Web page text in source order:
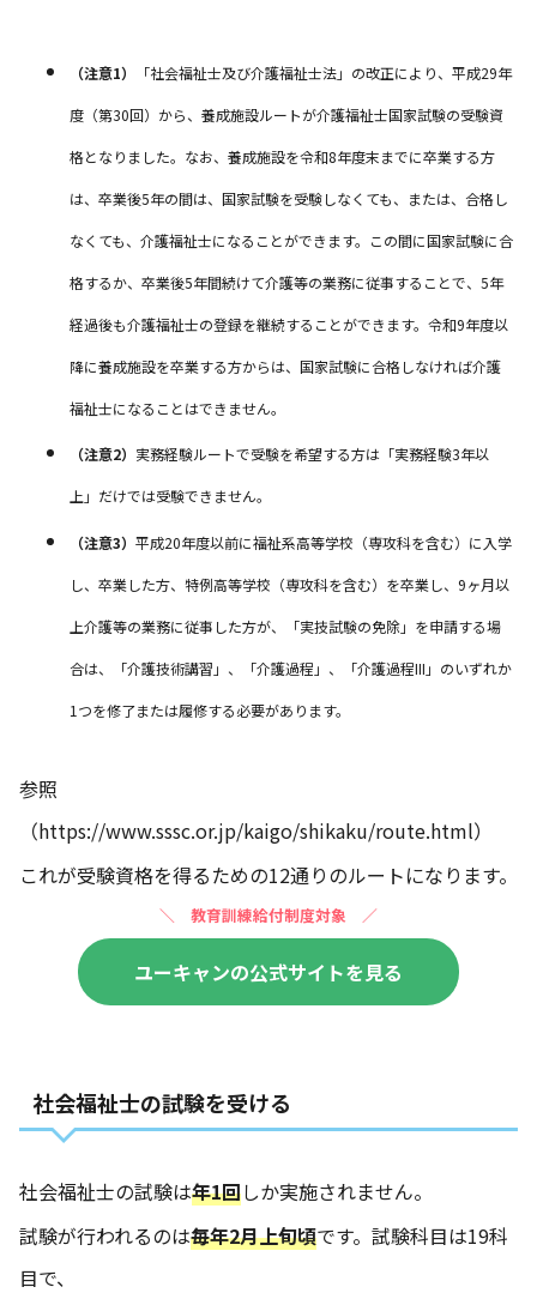
（注意1） 「社会福祉士及び介護福祉士法」の改正により、平成29年
度（第30回）から、養成施設ルートが介護福祉士国家試験の受験資
格となりました。なお、養成施設を令和8年度末までに卒業する方
は、卒業後5年の間は、国家試験を受験しなくても、または、合格し
なくても、介護福祉士になることができます。この間に国家試験に合
格するか、卒業後5年間続けて介護等の業務に従事することで、5年
経過後も介護福祉士の登録を継続することができます。令和9年度以
降に養成施設を卒業する方からは、国家試験に合格しなければ介護
福祉士になることはできません。
（注意2） 実務経験ルートで受験を希望する方は「実務経験3年以
上」だけでは受験できません。
（注意3） 平成20年度以前に福祉系高等学校（専攻科を含む）に入学
し、卒業した方、特例高等学校（専攻科を含む）を卒業し、9ヶ月以
上介護等の業務に従事した方が、「実技試験の免除」を申請する場
合は、「介護技術講習」、「介護過程」、「介護過程III」のいずれか
1つを修了または履修する必要があります。
参照
（https://www.sssc.or.jp/kaigo/shikaku/route.html）
これが受験資格を得るための12通りのルートになります。
＼ 教育訓練給付制度対象 ／
ユーキャンの公式サイトを見る
社会福祉士の試験を受ける
社会福祉士の試験は年1回しか実施されません。
試験が行われるのは毎年2月上旬頃です。試験科目は19科
目で、